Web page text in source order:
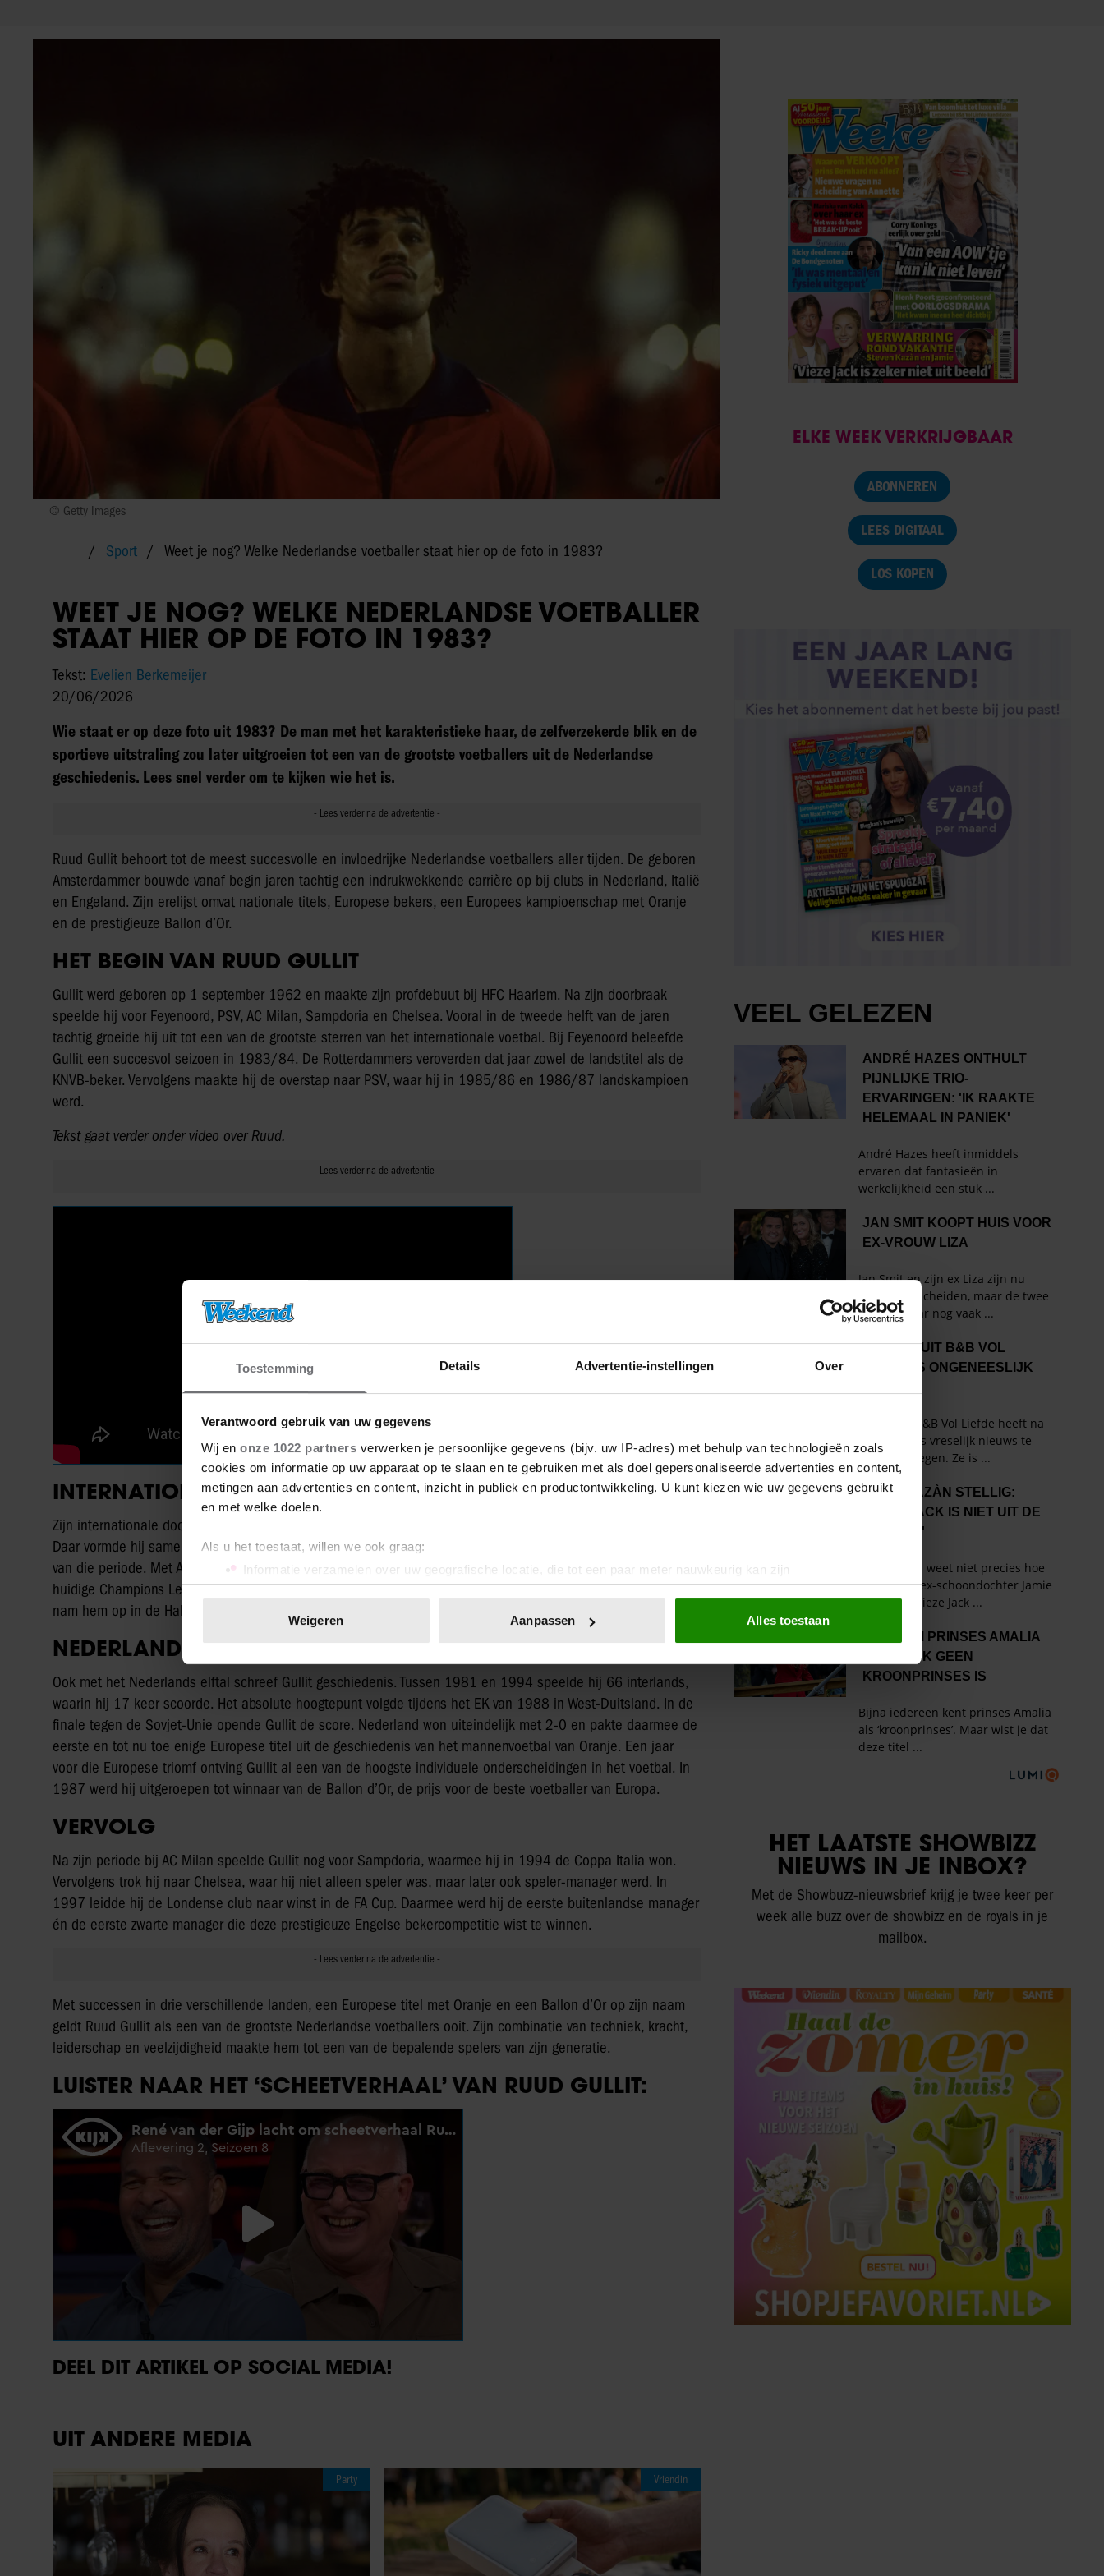
Toestemming Details Advertentie-instellingen Over
Verantwoord gebruik van uw gegevens
Wij en onze 1022 partners verwerken je persoonlijke gegevens (bijv. uw IP-adres) met behulp van technologieën zoals
cookies om informatie op uw apparaat op te slaan en te gebruiken met als doel gepersonaliseerde advertenties en content,
metingen aan advertenties en content, inzicht in publiek en productontwikkeling. U kunt kiezen wie uw gegevens gebruikt
en met welke doelen.
Als u het toestaat, willen we ook graag:
Informatie verzamelen over uw geografische locatie, die tot een paar meter nauwkeurig kan zijn
Uw apparaat identificeren door het actief te scannen op specifieke eigenschappen (fingerprinting)
toestemming op elk moment wijzigen of intrekken in de Cookieverklaring.
We gebruiken cookies om content en advertenties te personaliseren, om functies voor social media te bieden en om ons
websiteverkeer te analyseren. Ook delen we informatie over uw gebruik van onze site met onze partners voor social
media, adverteren en analyse. Deze partners kunnen deze gegevens combineren met andere informatie die u aan ze heeft
verstrekt of die ze hebben verzameld op basis van uw gebruik van hun services. U gaat akkoord met onze cookies als u
onze website blijft gebruiken.
Weigeren Aanpassen Alles toestaan
© Getty Images
Sport Weet je nog? Welke Nederlandse voetballer staat hier op de foto in 1983?
WEET JE NOG? WELKE NEDERLANDSE VOETBALLER
STAAT HIER OP DE FOTO IN 1983?
Tekst: Evelien Berkemeijer
20/06/2026
Wie staat er op deze foto uit 1983? De man met het karakteristieke haar, de zelfverzekerde blik en de
sportieve uitstraling zou later uitgroeien tot een van de grootste voetballers uit de Nederlandse
geschiedenis. Lees snel verder om te kijken wie het is.
Ruud Gullit behoort tot de meest succesvolle en invloedrijke Nederlandse voetballers aller tijden. De geboren
Amsterdammer bouwde vanaf begin jaren tachtig een indrukwekkende carrière op bij clubs in Nederland, Italië
en Engeland. Zijn erelijst omvat nationale titels, Europese bekers, een Europees kampioenschap met Oranje
en de prestigieuze Ballon d’Or.
HET BEGIN VAN RUUD GULLIT
Gullit werd geboren op 1 september 1962 en maakte zijn profdebuut bij HFC Haarlem. Na zijn doorbraak
speelde hij voor Feyenoord, PSV, AC Milan, Sampdoria en Chelsea. Vooral in de tweede helft van de jaren
tachtig groeide hij uit tot een van de grootste sterren van het internationale voetbal. Bij Feyenoord beleefde
Gullit een succesvol seizoen in 1983/84. De Rotterdammers veroverden dat jaar zowel de landstitel als de
KNVB-beker. Vervolgens maakte hij de overstap naar PSV, waar hij in 1985/86 en 1986/87 landskampioen
werd.
Tekst gaat verder onder video over Ruud.
INTERNATIONALE DOORBRAAK
Zijn internationale doorbraak volgde bij AC Milan. De Italiaanse topclub haalde Gullit in 1987 naar Milaan.
Daar vormde hij samen met onder anderen Marco van Basten en Frank Rijkaard een van de sterkste teams
van die periode. Met AC Milan won Gullit drie landstitels en twee keer de Europacup I, de voorloper van de
huidige Champions League. De club rekent hem nog altijd tot de grootste spelers uit haar geschiedenis en
nam hem op in de Hall of Fame.
NEDERLANDS ELFTAL
Ook met het Nederlands elftal schreef Gullit geschiedenis. Tussen 1981 en 1994 speelde hij 66 interlands,
waarin hij 17 keer scoorde. Het absolute hoogtepunt volgde tijdens het EK van 1988 in West-Duitsland. In de
finale tegen de Sovjet-Unie opende Gullit de score. Nederland won uiteindelijk met 2-0 en pakte daarmee de
eerste en tot nu toe enige Europese titel uit de geschiedenis van het mannenvoetbal van Oranje. Een jaar
voor die Europese triomf ontving Gullit al een van de hoogste individuele onderscheidingen in het voetbal. In
1987 werd hij uitgeroepen tot winnaar van de Ballon d’Or, de prijs voor de beste voetballer van Europa.
VERVOLG
Na zijn periode bij AC Milan speelde Gullit nog voor Sampdoria, waarmee hij in 1994 de Coppa Italia won.
Vervolgens trok hij naar Chelsea, waar hij niet alleen speler was, maar later ook speler-manager werd. In
1997 leidde hij de Londense club naar winst in de FA Cup. Daarmee werd hij de eerste buitenlandse manager
én de eerste zwarte manager die deze prestigieuze Engelse bekercompetitie wist te winnen.
Met successen in drie verschillende landen, een Europese titel met Oranje en een Ballon d’Or op zijn naam
geldt Ruud Gullit als een van de grootste Nederlandse voetballers ooit. Zijn combinatie van techniek, kracht,
leiderschap en veelzijdigheid maakte hem tot een van de bepalende spelers van zijn generatie.
LUISTER NAAR HET ‘SCHEETVERHAAL’ VAN RUUD GULLIT:
DEEL DIT ARTIKEL OP SOCIAL MEDIA!
UIT ANDERE MEDIA
Party Vriendin
ELKE WEEK VERKRIJGBAAR
ABONNEREN
LEES DIGITAAL
LOS KOPEN
HET LAATSTE SHOWBIZZ
NIEUWS IN JE INBOX?
Met de Showbuzz-nieuwsbrief krijg je twee keer per
week alle buzz over de showbizz en de royals in je
mailbox.